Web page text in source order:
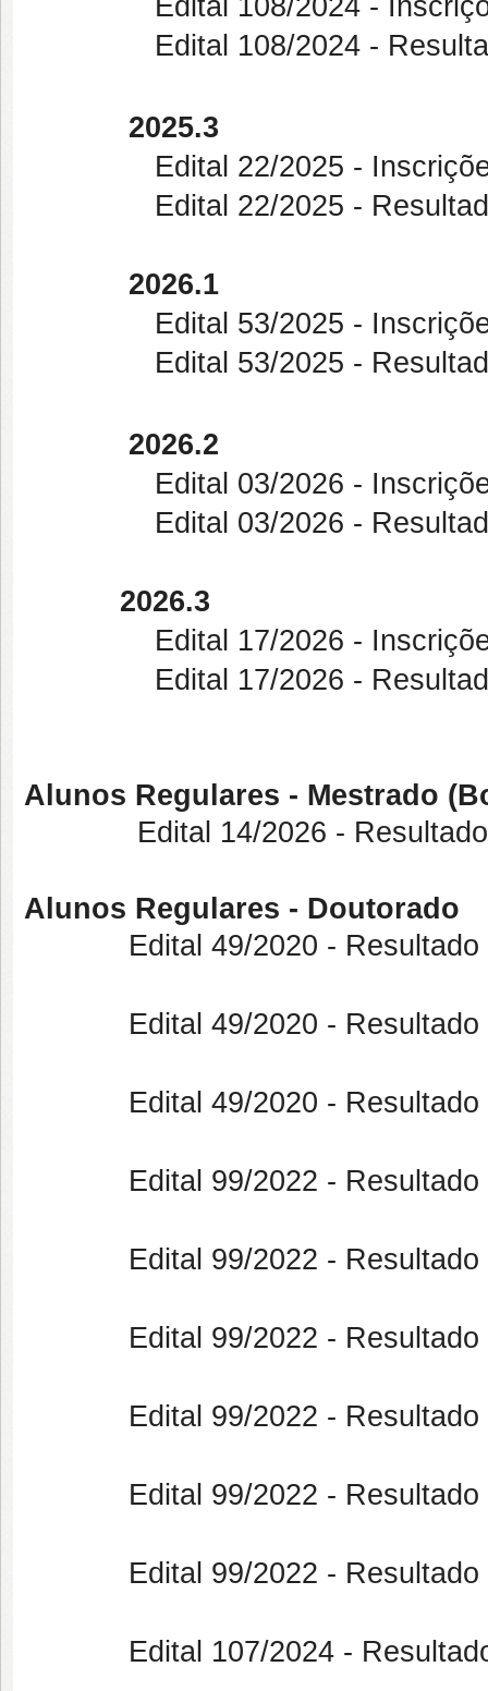
Edital 108/2024 -
Edital 108/2024 - Resultado
2025.3
Edital 22/2025 - Inscrições
Edital 22/2025 -
2026.1
Edital 53/2025 - Inscrições
Edital 53/2025 -
2026.2
Edital 03/2026 - Inscrições
Edital 03/2026 -
2026.3
Edital 17/2026 - Inscrições
Edital 17/2026 -
Alunos Regulares - Mestrado
Edital 14/2026 - Resultado
Alunos Regulares - Doutorado
Edital 49/2020 - Resultado
Edital 49/2020 - Resultado
Edital 49/2020 - Resultado
Edital 99/2022 - Resultado
Edital 99/2022 - Resultado
Edital 99/2022 - Resultado
Edital 99/2022 -
Edital 99/2022 - Resultado
Edital 99/2022 -
Edital 107/2024 -